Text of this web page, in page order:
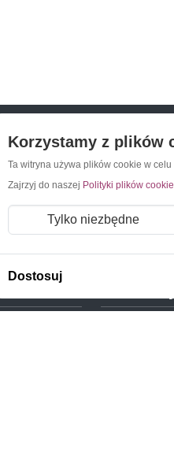
Napisz do
Korzystamy z plików
Ta witryna używa plików cookie w
Zajrzyj do naszej Polityki plików cookie
Tylko niezbędne
Dostosuj